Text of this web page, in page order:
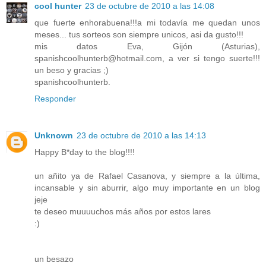
cool hunter 23 de octubre de 2010 a las 14:08
que fuerte enhorabuena!!!a mi todavía me quedan unos
meses... tus sorteos son siempre unicos, asi da gusto!!!
mis datos Eva, Gijón (Asturias),
spanishcoolhunterb@hotmail.com, a ver si tengo suerte!!!
un beso y gracias ;)
spanishcoolhunterb.
Responder
Unknown 23 de octubre de 2010 a las 14:13
Happy B*day to the blog!!!!
un añito ya de Rafael Casanova, y siempre a la última,
incansable y sin aburrir, algo muy importante en un blog
jeje
te deseo muuuuchos más años por estos lares
:)
un besazo